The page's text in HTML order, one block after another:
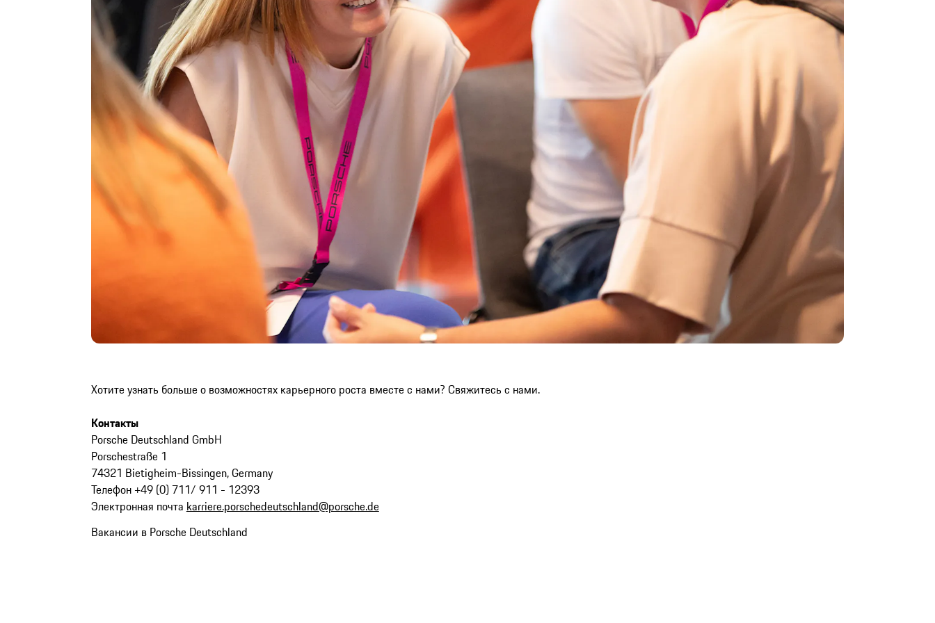
Хотите узнать больше о возможностях карьерного роста вместе с нами? Свяжитесь с нами.
Контакты
Porsche Deutschland GmbH
Porschestraße 1
74321 Bietigheim-Bissingen, Germany
Телефон +49 (0) 711/ 911 - 12393
Электронная почта karriere.porschedeutschland@porsche.de
Вакансии в Porsche Deutschland